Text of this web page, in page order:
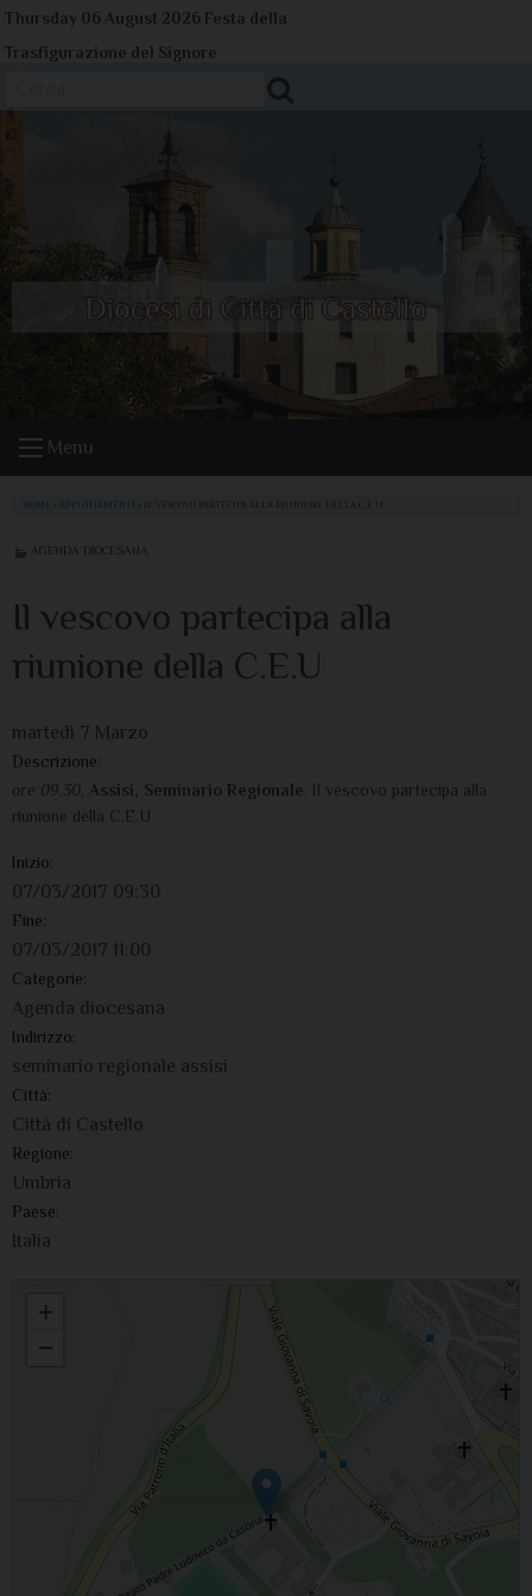
Skip
to
Thursday 06 August 2026 Festa della
Trasfigurazione del Signore
Menu
HOME APPUNTAMENTI
AGENDA DIOCESANA
Il vescovo partecipa alla
riunione della C.E.U
martedì 7 Marzo
Descrizione:
ore 09.30
Assisi, Seminario Regionale . Il vescovo partecipa alla
riunione della C.E.U
Inizio:
07/03/2017 09:30
Fine:
07/03/2017 11:00
Categorie:
Agenda diocesana
Indirizzo:
seminario regionale assisi
Città:
Città di Castello
Regione:
Umbria
Paese:
Italia
Il vescovo partecipa alla riunione della C.E.U
+
−